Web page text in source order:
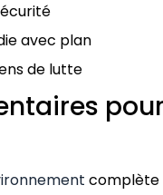
avec plan
de lutte
complète